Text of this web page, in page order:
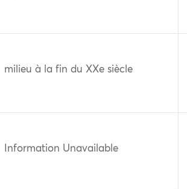
milieu à la fin du XXe siècle
Information Unavailable